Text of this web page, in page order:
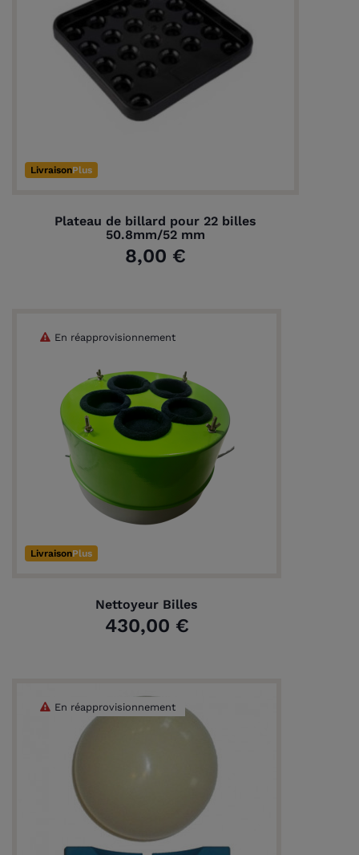
LivraisonPlus
Plateau de billard pour 22 billes
50.8mm/52 mm
8,00 €
LivraisonPlus
Nettoyeur Billes
430,00 €
En réapprovisionnement
En réapprovisionnement